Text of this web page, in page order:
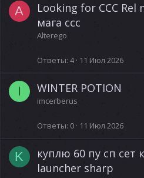
A
Looking for CCC Rel
мага ссс
Alterego
Ответы 4 11 Июл 2026
I WINTER POTION
imcerberus
Ответы 0 11 Июл 2026
K
куплю 60 пу сп сет
launcher sharp